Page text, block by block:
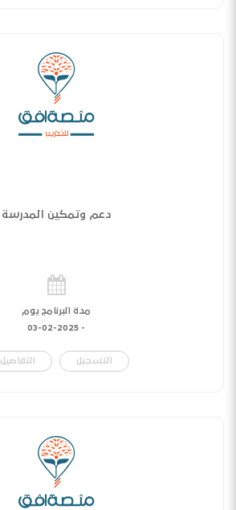
دعم وتمكين المدرسة
مدة البرنامج يوم
-
03-02-2025
التسجيل التفاصيل